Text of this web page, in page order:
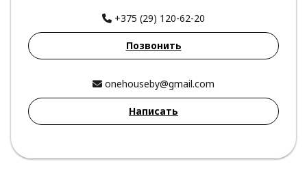
+375 (29) 120-62-20
Позвонить
onehouseby@gmail.com
Написать